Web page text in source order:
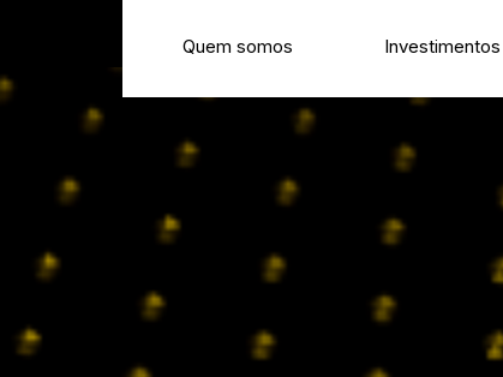
Quem somos Investimentos